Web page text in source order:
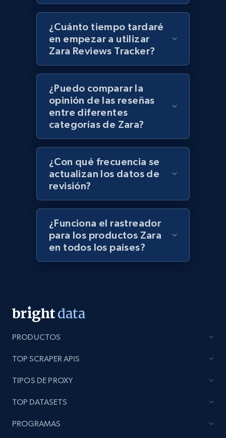
Lowes.com - Collect records by category
URL, Domain, Marketplace pn, Sku, Other pn,
Model number, Gtin ean pn, Product name, and
more.
991+ 162+ Comenzar ahora
Lazada - Products
URL, Title, Rating, Reviews, Initial price, Final
price, Currency, Stock, and more.
Lazada - Products - Discover products by
keyword
988+ 160+
category URL or brand URL
price, Currency, Stock, and more.
¿Cuánto tiempo tardaré
en empezar a utilizar
Zara Reviews Tracker?
¿Puedo comparar la
opinión de las reseñas
entre diferentes
categorías de Zara?
¿Con qué frecuencia se
actualizan los datos de
revisión?
¿Funciona el rastreador
para los productos Zara
en todos los países?
PRODUCTOS
TOP SCRAPER APIS
TIPOS DE PROXY
TOP DATASETS
PROGRAMAS